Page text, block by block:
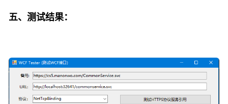
五、测试结果：